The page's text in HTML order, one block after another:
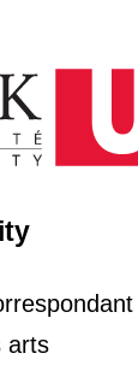
arts